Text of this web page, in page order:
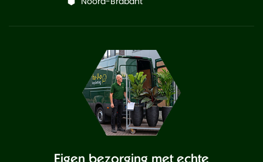
Eigen bezorging met echte